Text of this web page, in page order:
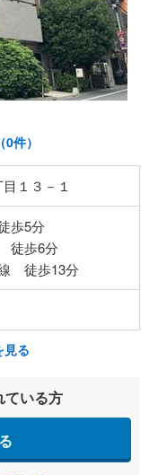
件）
１３－１
歩5分
徒歩6分
徒歩13分
見る
ている方